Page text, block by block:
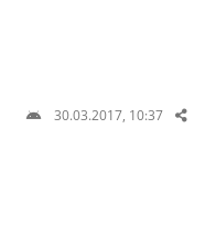
30.03.2017, 10:37